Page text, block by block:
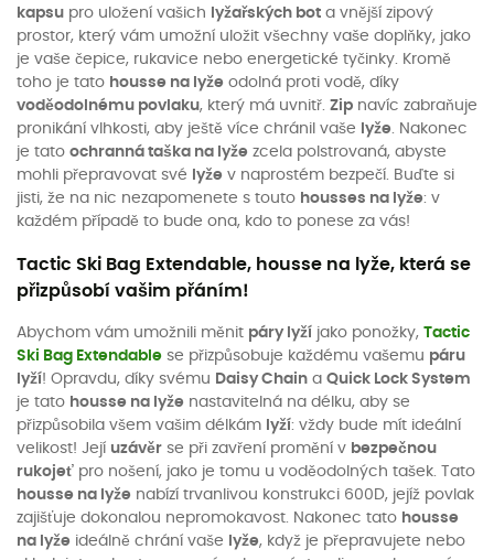
kapsu pro uložení vašich lyžařských bot a vnější zipový
prostor, který vám umožní uložit všechny vaše doplňky, jako
je vaše čepice, rukavice nebo energetické tyčinky. Kromě
toho je tato housse na lyže odolná proti vodě, díky
voděodolnému povlaku, který má uvnitř. Zip navíc zabraňuje
pronikání vlhkosti, aby ještě více chránil vaše
lyže. Nakonec
je tato ochranná taška na lyže zcela polstrovaná, abyste
mohli přepravovat své
lyže v naprostém bezpečí. Buďte si
jisti, že na nic nezapomenete s touto housses na lyže: v
každém případě to bude ona, kdo to ponese za vás!
Tactic Ski Bag Extendable, housse na lyže, která se
přizpůsobí vašim přáním!
Abychom vám umožnili měnit páry lyží jako ponožky, Tactic
Ski Bag Extendable se přizpůsobuje každému vašemu páru
lyží! Opravdu, díky svému Daisy Chain a Quick Lock System
je tato housse na lyže nastavitelná na délku, aby se
přizpůsobila všem vašim délkám lyží: vždy bude mít ideální
velikost! Její uzávěr se při zavření promění v bezpečnou
rukojeť pro nošení, jako je tomu u voděodolných tašek. Tato
housse na lyže nabízí trvanlivou konstrukci 600D, jejíž povlak
zajišťuje dokonalou nepromokavost. Nakonec tato housse
na lyže ideálně chrání vaše lyže, když je přepravujete nebo